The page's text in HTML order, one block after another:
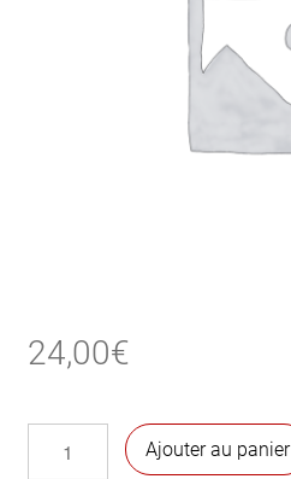
24,00€
Ajouter au panier